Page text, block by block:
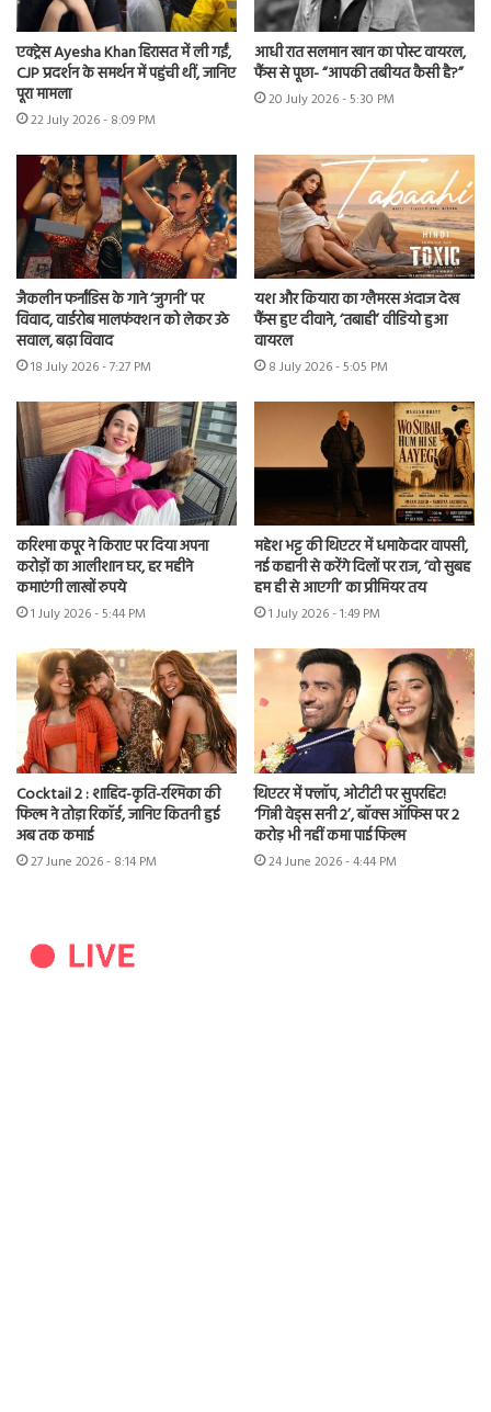
एक्ट्रेस Ayesha Khan हिरासत में ली गईं,
CJP प्रदर्शन के समर्थन में पहुंची थीं, जानिए
पूरा मामला
22 July 2026 - 8:09 PM
आधी रात सलमान खान का पोस्ट वायरल,
फैंस से पूछा- “आपकी तबीयत कैसी है?”
20 July 2026 - 5:30 PM
जैकलीन फर्नांडिस के गाने ‘जुगनी’ पर
विवाद, वार्डरोब मालफंक्शन को लेकर उठे
सवाल, बढ़ा विवाद
18 July 2026 - 7:27 PM
यश और कियारा का ग्लैमरस अंदाज देख
फैंस हुए दीवाने, ‘तबाही’ वीडियो हुआ
वायरल
8 July 2026 - 5:05 PM
करिश्मा कपूर ने किराए पर दिया अपना
करोड़ों का आलीशान घर, हर महीने
कमाएंगी लाखों रुपये
1 July 2026 - 5:44 PM
महेश भट्ट की थिएटर में धमाकेदार वापसी,
नई कहानी से करेंगे दिलों पर राज, ‘वो सुबह
हम ही से आएगी’ का प्रीमियर तय
1 July 2026 - 1:49 PM
Cocktail 2 : शाहिद-कृति-रश्मिका की
फिल्म ने तोड़ा रिकॉर्ड, जानिए कितनी हुई
अब तक कमाई
27 June 2026 - 8:14 PM
थिएटर में फ्लॉप, ओटीटी पर सुपरहिट!
‘गिन्नी वेड्स सनी 2’, बॉक्स ऑफिस पर 2
करोड़ भी नहीं कमा पाई फिल्म
24 June 2026 - 4:44 PM